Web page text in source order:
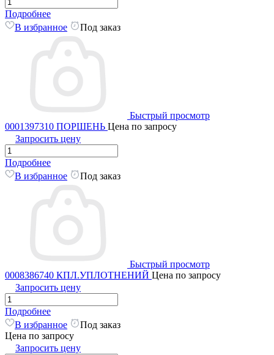
Подробнее
В избранное
Под заказ
Быстрый просмотр
0001397310 ПОРШЕНЬ Цена по запросу
Запросить цену
Подробнее
В избранное
Под заказ
Быстрый просмотр
0008386740 КПЛ.УПЛОТНЕНИЙ Цена по запросу
Запросить цену
Подробнее
В избранное
Под заказ
Цена по запросу
Запросить цену